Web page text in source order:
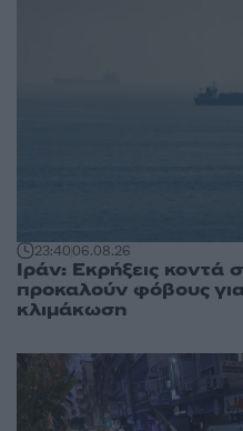
23:4006.08.26
Ιράν: Εκρήξεις κοντά
προκαλούν φόβους
κλιμάκωση